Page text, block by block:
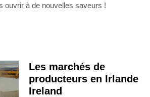
ouvrir à de nouvelles saveurs !
Les marchés de
producteurs en Irlande
Ireland